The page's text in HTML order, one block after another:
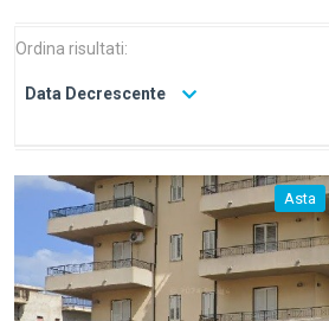
Ordina risultati:
Data Decrescente
Asta